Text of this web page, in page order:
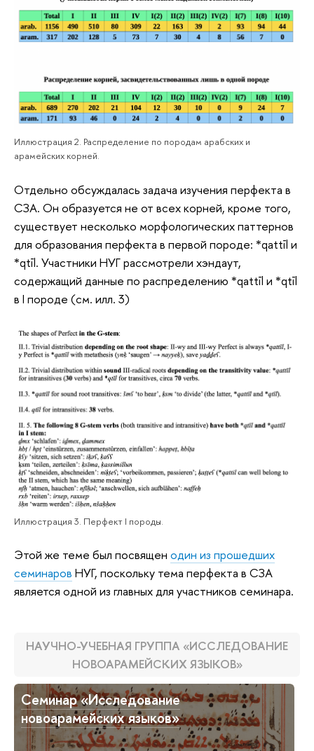
Иллюстрация 2. Распределение по породам арабских и
арамейских корней.
Отдельно обсуждалась задача изучения перфекта в
СЗА. Он образуется не от всех корней, кроме того,
существует несколько морфологических паттернов
для образования перфекта в первой породе: *qattīl и
*qtīl. Участники НУГ рассмотрели хэндаут,
содержащий данные по распределению *qattīl и *qtīl
в I породе (см. илл. 3)
Иллюстрация 3. Перфект I породы.
Этой же теме был посвящен один из прошедших
семинаров НУГ, поскольку тема перфекта в СЗА
является одной из главных для участников семинара.
НАУЧНО-УЧЕБНАЯ ГРУППА «ИССЛЕДОВАНИЕ
НОВОАРАМЕЙСКИХ ЯЗЫКОВ»
Семинар «Исследование
новоарамейских языков»